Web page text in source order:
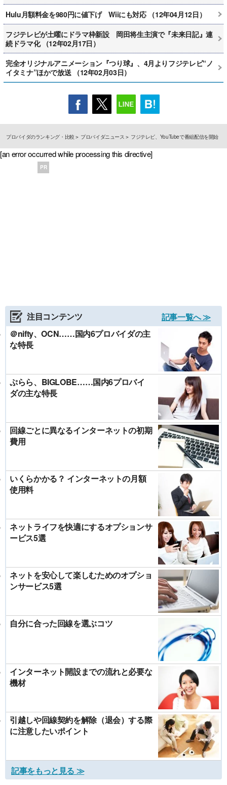
Hulu月額料金を980円に値下げ Wiiにも対応 （12年04月12日）
フジテレビが土曜にドラマ枠新設 岡田将生主演で『未来日記』連
続ドラマ化 （12年02月17日）
完全オリジナルアニメーション『つり球』、4月よりフジテレビ“ノ
イタミナ”ほかで放送 （12年02月03日）
プロバイダのランキング・比較 プロバイダニュース フジテレビ、YouTubeで番組配信を開始
[an error occurred while processing this directive]
PR
注目コンテンツ
記事一覧へ ≫
＠nifty、OCN……国内6プロバイダの主
な特長
ぷらら、BIGLOBE……国内6プロバイ
ダの主な特長
回線ごとに異なるインターネットの初期
費用
いくらかかる？ インターネットの月額
使用料
ネットライフを快適にするオプションサ
ービス5選
ネットを安心して楽しむためのオプショ
ンサービス5選
自分に合った回線を選ぶコツ
インターネット開設までの流れと必要な
機材
引越しや回線契約を解除（退会）する際
に注意したいポイント
記事をもっと見る ≫